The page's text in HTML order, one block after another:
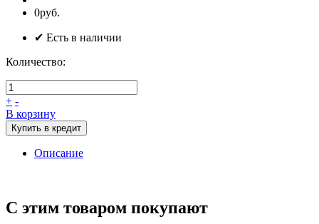
0руб.
✔ Есть в наличии
Количество:
+ -
В корзину
Купить в кредит
Описание
С этим товаром покупают